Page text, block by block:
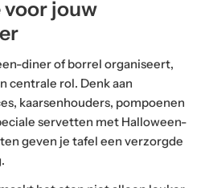
jouw
diner of borrel organiseert,
centrale rol. Denk aan
kaarsenhouders, pompoenen
servetten met Halloween-
geven je tafel een verzorgde